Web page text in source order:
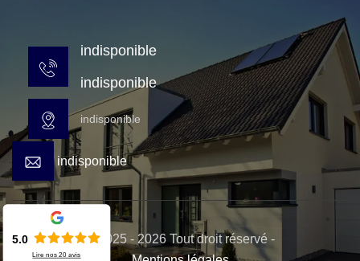
indisponible
indisponible
indisponible
indisponible
© 2025 - 2026 Tout droit réservé -
5.0
Lire nos20 avis